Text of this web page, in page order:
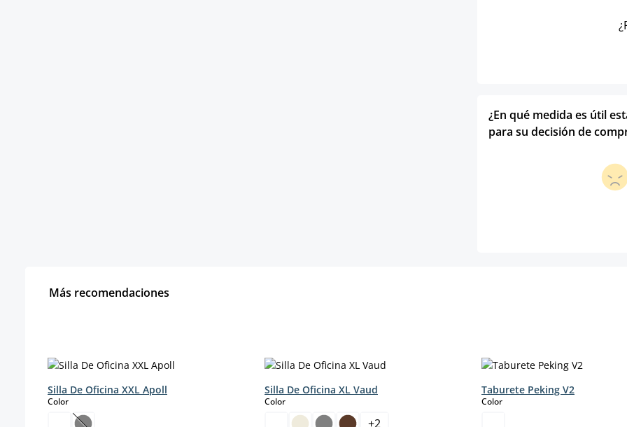
¿En qué medida es útil
para su decisión de
Más recomendaciones
Silla De Oficina XXL Apoll
Colorselect
Silla De Oficina XL Vaud
Colorselect
+2
Taburete Peking V2
Colorselect